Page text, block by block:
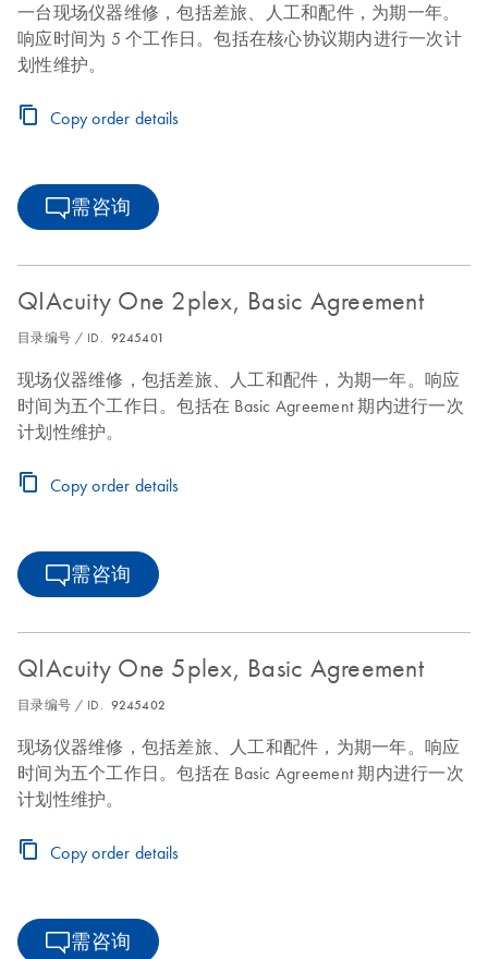
一台现场仪器维修，包括差旅、人工和配件，为期一年。
响应时间为 5 个工作日。包括在核心协议期内进行一次计
划性维护。
Copy order details
需咨询
QIAcuity One 2plex, Basic Agreement
目录编号 / ID. 9245401
现场仪器维修，包括差旅、人工和配件，为期一年。响应
时间为五个工作日。包括在 Basic Agreement 期内进行一次
计划性维护。
Copy order details
需咨询
QIAcuity One 5plex, Basic Agreement
目录编号 / ID. 9245402
现场仪器维修，包括差旅、人工和配件，为期一年。响应
时间为五个工作日。包括在 Basic Agreement 期内进行一次
计划性维护。
Copy order details
需咨询